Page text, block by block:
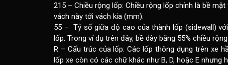
215 – Chiều rộng lốp: Chiều rộng lốp chính là bề
vách này tới vách kia (mm).
55 – Tỷ số giữa độ cao của thành lốp (sidewall)
lốp. Trong ví dụ trên đây, bề dày bằng 55% chiều
R – Cấu trúc của lốp: Các lốp thông dụng trên xe
lốp xe còn có các chữ khác như B, D, hoặc E nhưng